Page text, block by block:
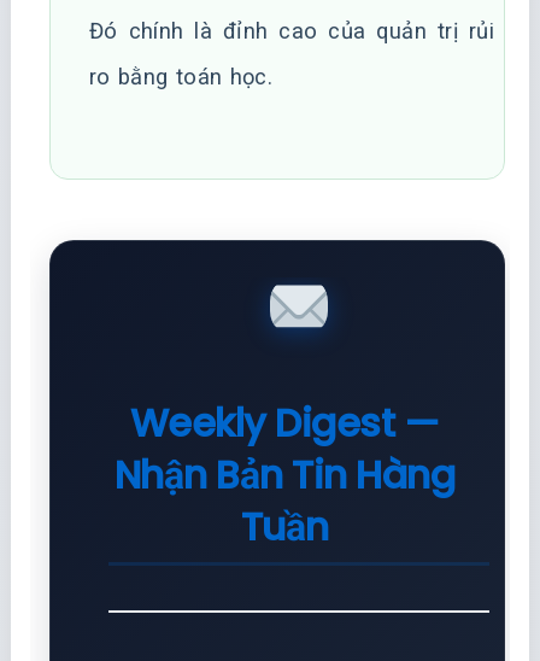
Đó chính là đỉnh cao của quản trị rủi
ro bằng toán học.
Weekly Digest —
Nhận Bản Tin Hàng
Tuần